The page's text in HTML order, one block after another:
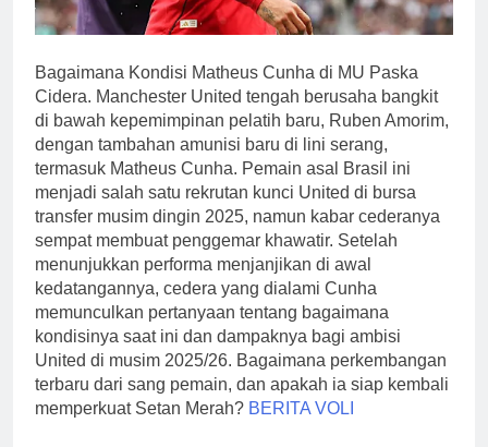
Bagaimana Kondisi Matheus Cunha di MU Paska
Cidera. Manchester United tengah berusaha bangkit
di bawah kepemimpinan pelatih baru, Ruben Amorim,
dengan tambahan amunisi baru di lini serang,
termasuk Matheus Cunha. Pemain asal Brasil ini
menjadi salah satu rekrutan kunci United di bursa
transfer musim dingin 2025, namun kabar cederanya
sempat membuat penggemar khawatir. Setelah
menunjukkan performa menjanjikan di awal
kedatangannya, cedera yang dialami Cunha
memunculkan pertanyaan tentang bagaimana
kondisinya saat ini dan dampaknya bagi ambisi
United di musim 2025/26. Bagaimana perkembangan
terbaru dari sang pemain, dan apakah ia siap kembali
memperkuat Setan Merah? BERITA VOLI